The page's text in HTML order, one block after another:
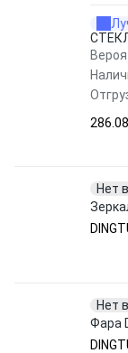
286.08
Нет
Нет
Фара